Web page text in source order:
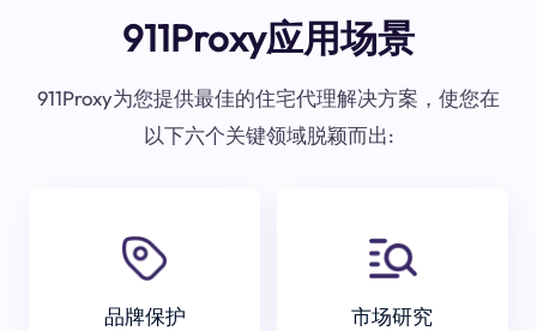
911Proxy应用场景
911Proxy为您提供最佳的住宅代理解决方案，使您在
以下六个关键领域脱颖而出:
品牌保护 市场研究